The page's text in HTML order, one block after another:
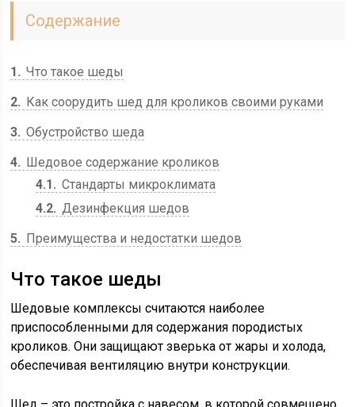
Содержание
1
Что такое шеды
2
Как соорудить шед для кроликов своими руками
3 Обустройство шеда
4
Шедовое содержание кроликов
4.1
Стандарты микроклимата
4.2 Дезинфекция шедов
5
Преимущества и недостатки шедов
Что такое шеды
Шедовые комплексы считаются наиболее
приспособленными для содержания породистых
кроликов. Они защищают зверька от жары и холода,
обеспечивая вентиляцию внутри конструкции.